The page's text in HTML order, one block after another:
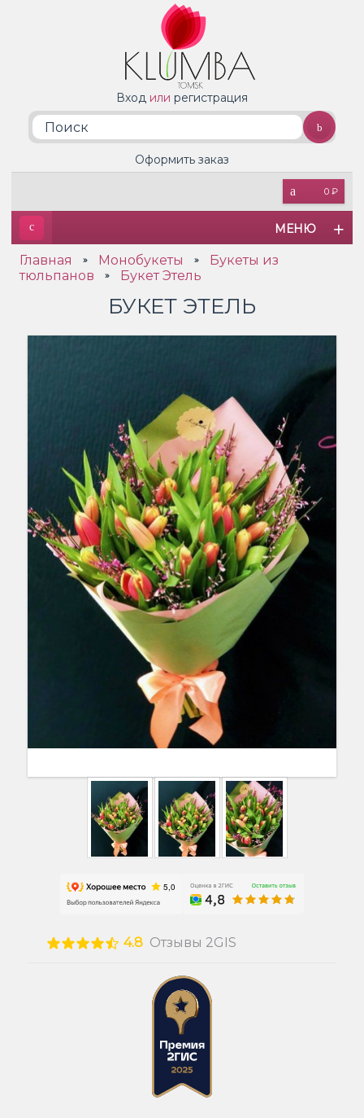
Вход или регистрация
0 ₽
Оформить заказ
МЕНЮ
Главная » Монобукеты »
Букеты из
тюльпанов
» Букет Этель
БУКЕТ ЭТЕЛЬ
4.8 Отзывы 2GIS